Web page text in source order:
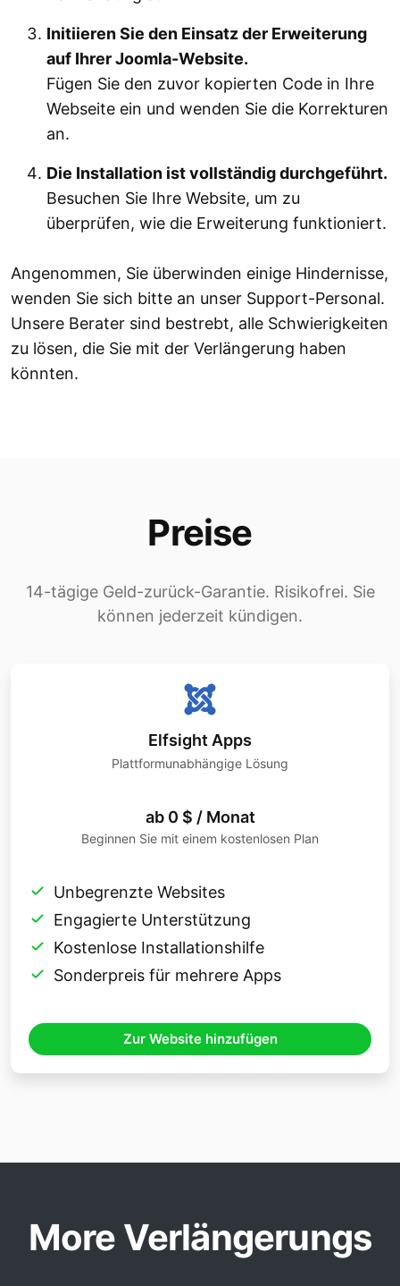
Initiieren Sie den Einsatz der Erweiterung
auf Ihrer Joomla-Website.
Fügen Sie den zuvor kopierten Code in Ihre
Webseite ein und wenden Sie die Korrekturen
an.
Die Installation ist vollständig durchgeführt.
Besuchen Sie Ihre Website, um zu
überprüfen, wie die Erweiterung funktioniert.
Angenommen, Sie überwinden einige Hindernisse,
wenden Sie sich bitte an unser Support-Personal.
Unsere Berater sind bestrebt, alle Schwierigkeiten
zu lösen, die Sie mit der Verlängerung haben
könnten.
Preise
14-tägige Geld-zurück-Garantie. Risikofrei. Sie
können jederzeit kündigen.
Elfsight Apps
Plattformunabhängige Lösung
ab 0 $ / Monat
Beginnen Sie mit einem kostenlosen Plan
Unbegrenzte Websites
Engagierte Unterstützung
Kostenlose Installationshilfe
Sonderpreis für mehrere Apps
Zur Website hinzufügen
More Verlängerungs